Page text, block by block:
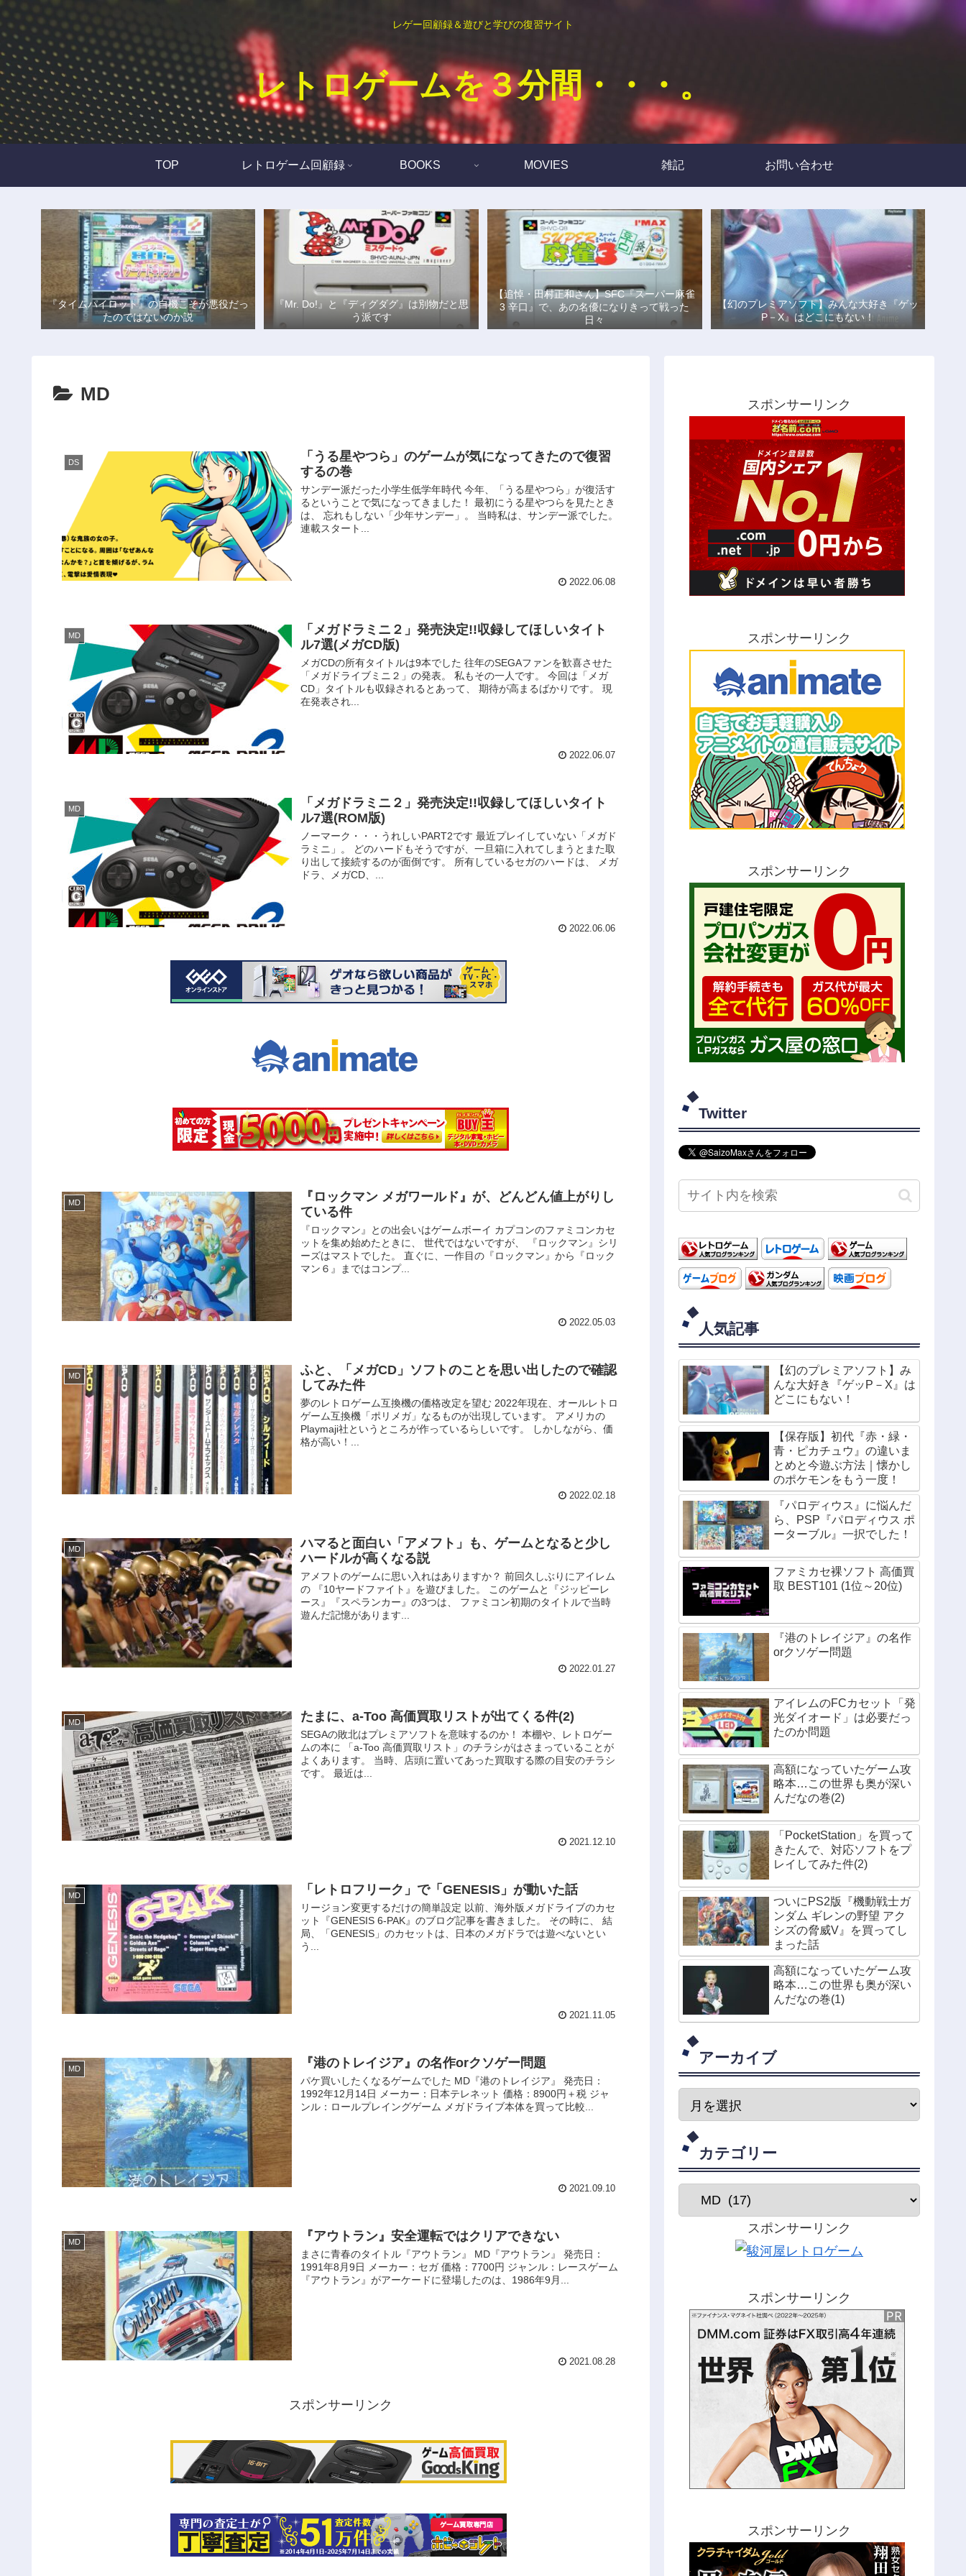
レゲー回顧録＆遊びと学びの復習サイト
レトロゲームを３分間・・・。
TOP レトロゲーム回顧録 BOOKS MOVIES 雑記 お問い合わせ
『タイムパイロット』の自機こそが悪役だっ
たのではないのか説
『Mr. Do!』と『ディグダグ』は別物だと思
う派です
【追悼・田村正和さん】SFC『スーパー麻雀
3 辛口』で、あの名優になりきって戦った
日々
【幻のプレミアソフト】みんな大好き『ゲッ
P－X』はどこにもない！
MD
DS
「うる星やつら」のゲームが気になってきたので復習
するの巻
サンデー派だった小学生低学年時代 今年、「うる星やつら」が復活す
るということで気になってきました！ 最初にうる星やつらを見たとき
は、 忘れもしない「少年サンデー」。 当時私は、サンデー派でした。
連載スタート...
2022.06.08
MD
「メガドラミニ２」発売決定!!収録してほしいタイト
ル7選(メガCD版)
メガCDの所有タイトルは9本でした 往年のSEGAファンを歓喜させた
「メガドライブミニ２」の発表。 私もその一人です。 今回は「メガ
CD」タイトルも収録されるとあって、 期待が高まるばかりです。 現
在発表され...
2022.06.07
MD
「メガドラミニ２」発売決定!!収録してほしいタイト
ル7選(ROM版)
ノーマーク・・・うれしいPART2です 最近プレイしていない「メガド
ラミニ」。 どのハードもそうですが、一旦箱に入れてしまうとまた取
り出して接続するのが面倒です。 所有しているセガのハードは、 メガ
ドラ、メガCD、...
2022.06.06
MD
『ロックマン メガワールド』が、どんどん値上がりし
ている件
『ロックマン』との出会いはゲームボーイ カプコンのファミコンカセ
ットを集め始めたときに、 世代ではないですが、 『ロックマン』シリ
ーズはマストでした。 直ぐに、一作目の『ロックマン』から『ロック
マン６』まではコンプ...
2022.05.03
MD
ふと、「メガCD」ソフトのことを思い出したので確認
してみた件
夢のレトロゲーム互換機の価格改定を望む 2022年現在、オールレトロ
ゲーム互換機「ポリメガ」なるものが出現しています。 アメリカの
Playmaji社というところが作っているらしいです。 しかしながら、価
格が高い！...
2022.02.18
MD
ハマると面白い「アメフト」も、ゲームとなると少し
ハードルが高くなる説
アメフトのゲームに思い入れはありますか？ 前回久しぶりにアイレム
の 『10ヤードファイト』を遊びました。 このゲームと『ジッピーレ
ース』『スペランカー』の3つは、 ファミコン初期のタイトルで当時
遊んだ記憶があります...
2022.01.27
MD たまに、a-Too 高価買取リストが出てくる件(2)
SEGAの敗北はプレミアソフトを意味するのか！ 本棚や、レトロゲー
ムの本に 「a-Too 高価買取リスト」のチラシがはさまっていることが
よくあります。 当時、店頭に置いてあった買取する際の目安のチラシ
です。 最近は...
2021.12.10
MD 「レトロフリーク」で「GENESIS」が動いた話
リージョン変更するだけの簡単設定 以前、海外版メガドライブのカセ
ット『GENESIS 6-PAK』のブログ記事を書きました。 その時に、 結
局、「GENESIS」のカセットは、日本のメガドラでは遊べないとい
う...
2021.11.05
MD 『港のトレイジア』の名作orクソゲー問題
パケ買いしたくなるゲームでした MD『港のトレイジア』 発売日：
1992年12月14日 メーカー：日本テレネット 価格：8900円＋税 ジャ
ンル：ロールプレイングゲーム メガドライブ本体を買って比較...
2021.09.10
MD 『アウトラン』安全運転ではクリアできない
まさに青春のタイトル『アウトラン』 MD『アウトラン』 発売日：
1991年8月9日 メーカー：セガ 価格：7700円 ジャンル：レースゲーム
『アウトラン』がアーケードに登場したのは、1986年9月...
2021.08.28
スポンサーリンク
スポンサーリンク
スポンサーリンク
スポンサーリンク
Twitter
人気記事
【幻のプレミアソフト】み
んな大好き『ゲッP－X』は
どこにもない！
【保存版】初代『赤・緑・
青・ピカチュウ』の違いま
とめと今遊ぶ方法｜懐かし
のポケモンをもう一度！
『パロディウス』に悩んだ
ら、PSP『パロディウス ポ
ーターブル』一択でした！
ファミカセ裸ソフト 高価買
取 BEST101 (1位～20位)
『港のトレイジア』の名作
orクソゲー問題
アイレムのFCカセット「発
光ダイオード」は必要だっ
たのか問題
高額になっていたゲーム攻
略本…この世界も奥が深い
んだなの巻(2)
「PocketStation」を買って
きたんで、対応ソフトをプ
レイしてみた件(2)
ついにPS2版『機動戦士ガ
ンダム ギレンの野望 アク
シズの脅威V』を買ってし
まった話
高額になっていたゲーム攻
略本…この世界も奥が深い
んだなの巻(1)
アーカイブ
カテゴリー
スポンサーリンク
スポンサーリンク
スポンサーリンク